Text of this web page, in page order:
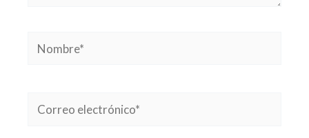
Nombre*
Correo